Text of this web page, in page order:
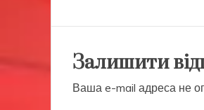
Залишити
Ваша e-mail адреса не